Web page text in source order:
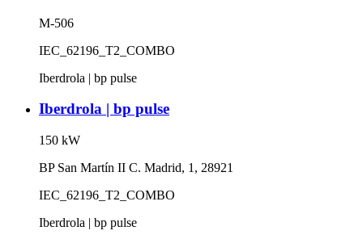
M-506
IEC_62196_T2_COMBO
Iberdrola | bp pulse
Iberdrola | bp pulse
150 kW
BP San Martín II C. Madrid, 1, 28921
IEC_62196_T2_COMBO
Iberdrola | bp pulse